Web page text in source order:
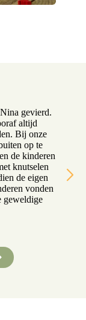
gevierd.
altijd
Bij onze
op te
de kinderen
knutselen
de eigen
vonden
geweldige